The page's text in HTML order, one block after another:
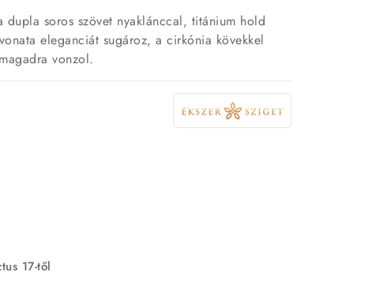
dupla soros szövet nyaklánccal, titánium hold
eleganciát sugároz, a cirkónia kövekkel
vonzol.
17-től